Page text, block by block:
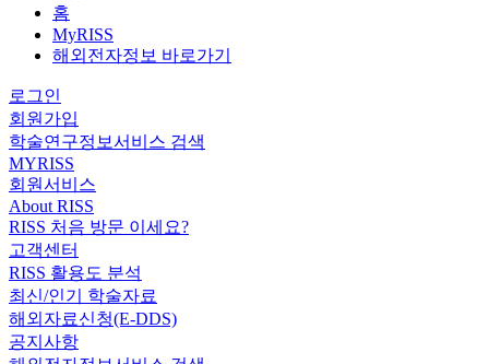
홈
MyRISS
해외전자정보 바로가기
로그인
회원가입
학술연구정보서비스 검색
MYRISS
회원서비스
About RISS
RISS 처음 방문 이세요?
고객센터
RISS 활용도 분석
최신/인기 학술자료
해외자료신청(E-DDS)
공지사항